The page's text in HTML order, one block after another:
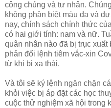
công chúng và tư nhân.
không phân biệt màu da và
nay, chính sách chính thức
có hai giới tính: nam và nữ.
quân nhân nào đã bị trục
phản đối lệnh tiêm vắc-xin
từ khi bị xa thải.
Và tôi sẽ ký lệnh ngăn chặn
khỏi việc bị áp đặt các học
cuộc thử nghiệm xã hội trong